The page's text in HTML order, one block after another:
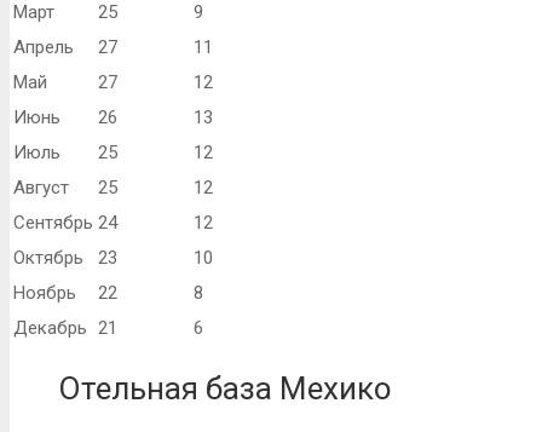
Март
25
9
Апрель
27
11
Май
27
12
Июнь
26
13
Июль
25
12
Август
25
12
Сентябрь 24
12
Октябрь
23
10
Ноябрь
22
8
Декабрь 21 6
Отельная база Мехико